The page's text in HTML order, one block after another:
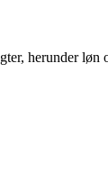
herunder løn